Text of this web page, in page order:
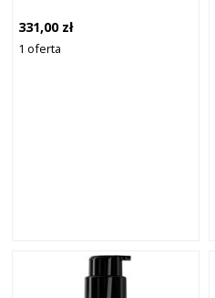
331,00 zł
1 oferta